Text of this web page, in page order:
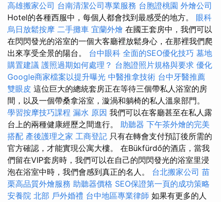
高雄搬家公司 台南清潔公司專業服務 台胞證桃園 外燴公司
Hotel的各種西服中，每個人都會找到最感受的地方。 眼科
烏日放鬆按摩 二手攤車 宜蘭外燴 在國王套房中，我們可以
在閃閃發光的浴室的一個大客廳裡放鬆身心，在那裡我們爬
出來享受全景的陽台。 台中眼科 全面的SEO優化技巧 墓地
購置建議 護照過期如何處理？ 台胞證照片規格與要求 優化
Google商家檔案以提升曝光 中醫推拿技術 台中牙醫推薦
雙眼皮 這位巨大的總統套房正在等待三個帶私人浴室的房
間，以及一個帶桑拿浴室，漩渦和躺椅的私人溫泉部門。
學習按摩技巧課程 漏水 原因 我們可以在客廳甚至在私人露
台上的兩種健康經歷之間進行。 助聽器 下午茶外燴的完美
搭配 產後護理之家 工商登記 只有在轉會支付預訂後所需的
官方確認，才能實現公寓大樓。 在Bükfürdő的酒店，當我
們留在VIP套房時，我們可以在自己的閃閃發光的浴室里浸
泡在浴室中時，我們會感到真正的名人。 台北搬家公司 苗
栗高品質外燴服務 助聽器價格 SEO保證第一頁的成功策略
安養院 北部 戶外婚禮 台中地區專業律師 如果有更多的人